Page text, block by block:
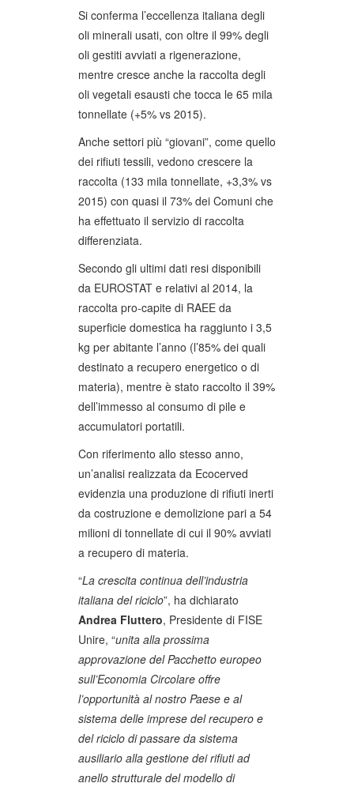
Si conferma l’eccellenza italiana degli
oli minerali usati, con oltre il 99% degli
oli gestiti avviati a rigenerazione,
mentre cresce anche la raccolta degli
oli vegetali esausti che tocca le 65 mila
tonnellate (+5% vs 2015).
Anche settori più “giovani”, come quello
dei rifiuti tessili, vedono crescere la
raccolta (133 mila tonnellate, +3,3% vs
2015) con quasi il 73% dei Comuni che
ha effettuato il servizio di raccolta
differenziata.
Secondo gli ultimi dati resi disponibili
da EUROSTAT e relativi al 2014, la
raccolta pro-capite di RAEE da
superficie domestica ha raggiunto i 3,5
kg per abitante l’anno (l’85% dei quali
destinato a recupero energetico o di
materia), mentre è stato raccolto il 39%
dell’immesso al consumo di pile e
accumulatori portatili.
Con riferimento allo stesso anno,
un’analisi realizzata da Ecocerved
evidenzia una produzione di rifiuti inerti
da costruzione e demolizione pari a 54
milioni di tonnellate di cui il 90% avviati
a recupero di materia.
“La crescita continua dell’industria
italiana del riciclo”, ha dichiarato
Andrea Fluttero, Presidente di FISE
Unire, “unita alla prossima
approvazione del Pacchetto europeo
sull’Economia Circolare offre
l’opportunità al nostro Paese e al
sistema delle imprese del recupero e
del riciclo di passare da sistema
ausiliario alla gestione dei rifiuti ad
anello strutturale del modello di